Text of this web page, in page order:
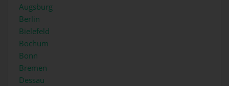
Augsburg
Berlin
Bielefeld
Bochum
Bonn
Bremen
Dessau